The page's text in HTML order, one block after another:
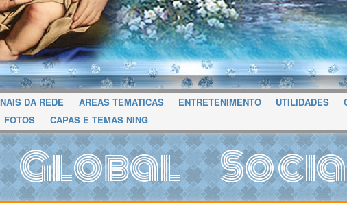
DA REDE AREAS TEMATICAS ENTRETENIMENTO UTILIDADES
FOTOS CAPAS E TEMAS NING
Global